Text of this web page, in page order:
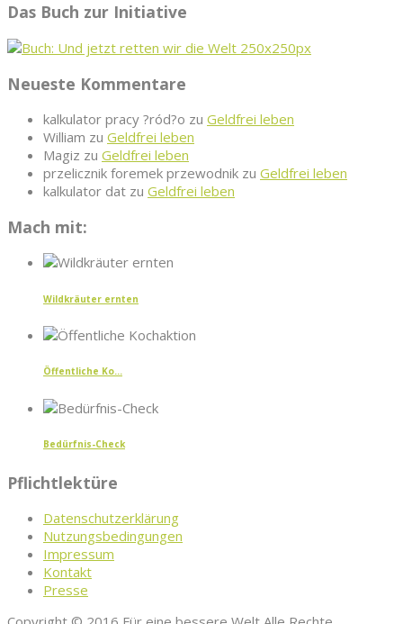
Das Buch zur Initiative
Neueste Kommentare
kalkulator pracy ?ród?o zu Geldfrei leben
William zu Geldfrei leben
Magiz zu Geldfrei leben
przelicznik foremek przewodnik zu Geldfrei leben
kalkulator dat zu Geldfrei leben
Mach mit:
Wildkräuter ernten
Öffentliche Ko...
Bedürfnis-Check
Pflichtlektüre
Datenschutzerklärung
Nutzungsbedingungen
Impressum
Kontakt
Presse